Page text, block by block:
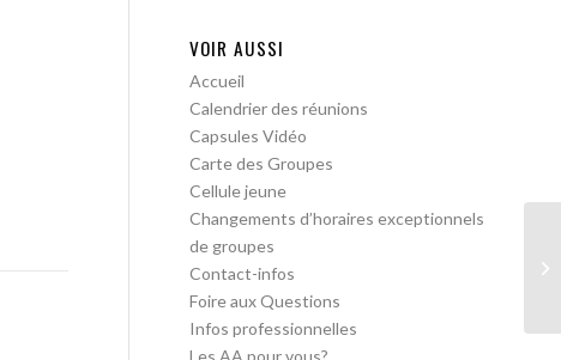
VOIR AUSSI
Accueil
Calendrier des réunions
Capsules Vidéo
Carte des Groupes
Cellule jeune
Changements d’horaires exceptionnels
de groupes
Contact-infos
Foire aux Questions
Infos professionnelles
Les AA pour vous?